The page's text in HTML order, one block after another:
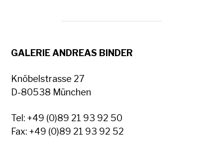
GALERIE ANDREAS BINDER
Knöbelstrasse 27
D-80538 München
Tel: +49 (0)89 21 93 92 50
Fax: +49 (0)89 21 93 92 52